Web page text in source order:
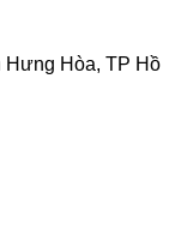
Hòa, TP Hồ